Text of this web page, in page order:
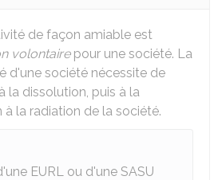
de façon amiable est
volontairepour une société. La
d'une société nécessite de
la dissolution, puis à la
à la radiation de la société.
EURL ou d'une SASU